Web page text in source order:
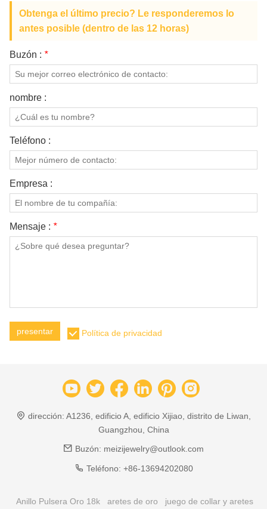
Obtenga el último precio? Le responderemos lo
antes posible (dentro de las 12 horas)
Buzón : *
nombre :
Teléfono :
Empresa :
Mensaje : *
presentar Política de privacidad
dirección: A1236, edificio A, edificio Xijiao, distrito de Liwan,
Guangzhou, China
Buzón: meizijewelry@outlook.com
Teléfono: +86-13694202080
Anillo Pulsera Oro 18k aretes de oro juego de collar y aretes